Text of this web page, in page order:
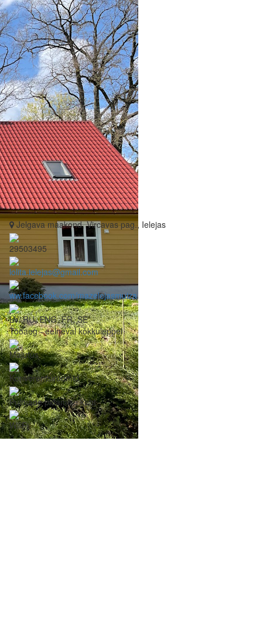
Jelgava maakond, Vircavas pag., Ielejas
29503495
lolita.ielejas@gmail.com
ww.facebook.com/mazelejasmuiza
LV, RU, ENG, FR, SE
Tööaeg - eelneval kokkuleppel
Majutus
Konverentsiruumid
Pulmade pidamise koht
Wi-Fi